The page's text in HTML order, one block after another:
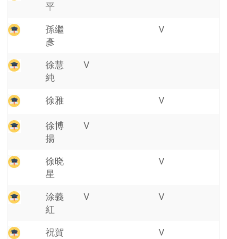
平
孫繼
彥
V
徐慧
純
V
徐雅 V
徐博
揚
V
徐晓
星
V
涂義
紅
V V
祝賀
V